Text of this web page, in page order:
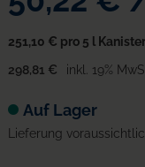
251,10 € pro 5 l Kanister
298,81 €
inkl. 19%
Auf Lager
Lieferung